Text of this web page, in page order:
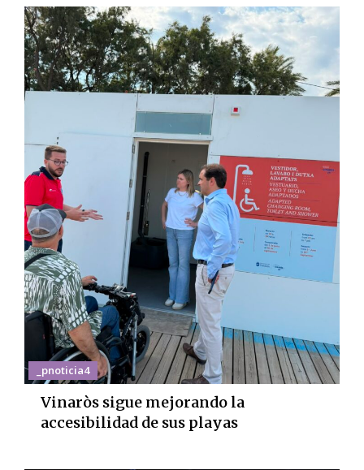
_pnoticia4
Vinaròs sigue mejorando la
accesibilidad de sus playas